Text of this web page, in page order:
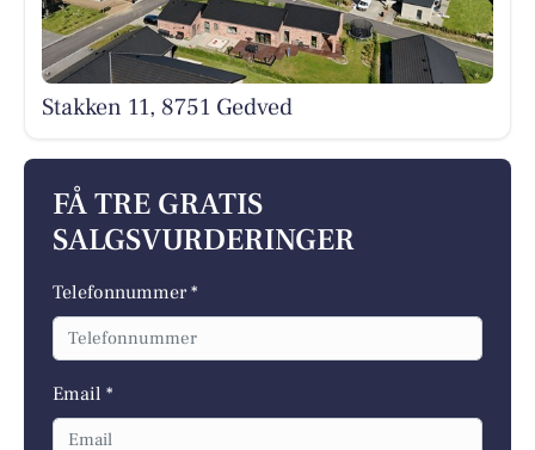
Stakken 11, 8751 Gedved
FÅ TRE GRATIS
SALGSVURDERINGER
Telefonnummer *
Email *